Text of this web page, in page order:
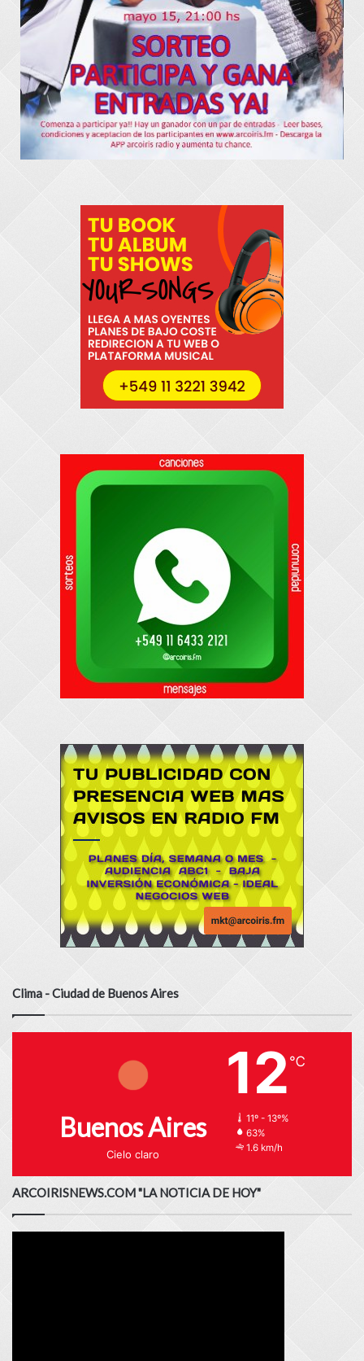
Clima - Ciudad de Buenos Aires
Buenos Aires
Cielo claro
12 ℃
11º - 13º%
63%
1.6 km/h
ARCOIRISNEWS.COM "LA NOTICIA DE HOY"